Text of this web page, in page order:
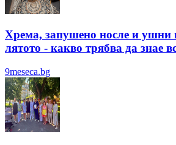
Хрема, запушено носле и ушни
лятотo - какво трябва да знае
9meseca.bg